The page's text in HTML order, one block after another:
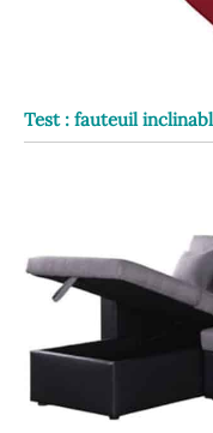
Test : fauteuil